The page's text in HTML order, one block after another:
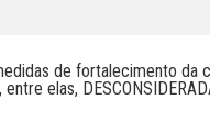
de fortalecimento da
elas,